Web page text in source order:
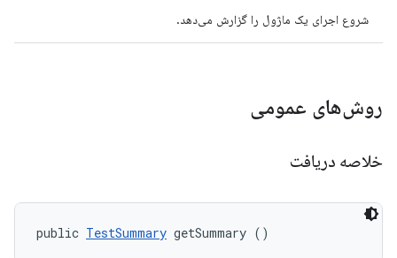
شروع اجرای یک ماژول را گزارش می‌دهد.
روش‌های عمومی
خلاصه دریافت
public TestSummary getSummary ()